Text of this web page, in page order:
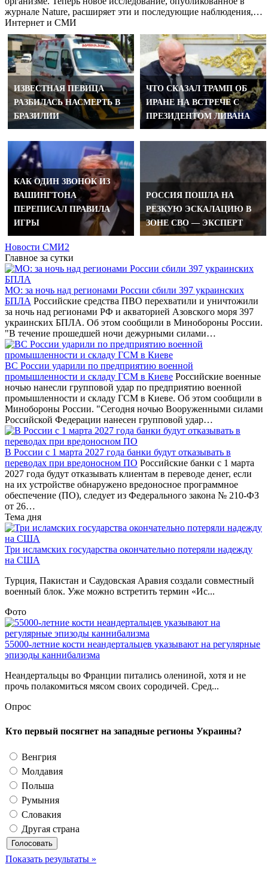
журнале Nature, расширяет эти и последующие наблюдения,…
Интернет и СМИ
ИЗВЕСТНАЯ ПЕВИЦА
РАЗБИЛАСЬ НАСМЕРТЬ В
БРАЗИЛИИ
ЧТО СКАЗАЛ ТРАМП ОБ
ИРАНЕ НА ВСТРЕЧЕ С
ПРЕЗИДЕНТОМ ЛИВАНА
КАК ОДИН ЗВОНОК ИЗ
ВАШИНГТОНА
ПЕРЕПИСАЛ ПРАВИЛА
ИГРЫ
РОССИЯ ПОШЛА НА
РЕЗКУЮ ЭСКАЛАЦИЮ В
ЗОНЕ СВО — ЭКСПЕРТ
Новости СМИ2
Главное за сутки
МО: за ночь над регионами России сбили 397 украинских
БПЛА Российские средства ПВО перехватили и уничтожили
за ночь над регионами РФ и акваторией Азовского моря 397
украинских БПЛА. Об этом сообщили в Минобороны России.
"В течение прошедшей ночи дежурными силами…
ВС России ударили по предприятию военной
промышленности и складу ГСМ в Киеве Российские военные
ночью нанесли групповой удар по предприятию военной
промышленности и складу ГСМ в Киеве. Об этом сообщили в
Минобороны России. "Сегодня ночью Вооруженными силами
Российской Федерации нанесен групповой удар…
В России с 1 марта 2027 года банки будут отказывать в
переводах при вредоносном ПО Российские банки с 1 марта
2027 года будут отказывать клиентам в переводе денег, если
на их устройстве обнаружено вредоносное программное
обеспечение (ПО), следует из Федерального закона № 210-ФЗ
от 26…
Тема дня
Три исламских государства окончательно потеряли надежду
на США
Турция, Пакистан и Саудовская Аравия создали совместный
военный блок. Уже можно встретить термин «Ис...
Фото
55000-летние кости неандертальцев указывают на регулярные
эпизоды каннибализма
Неандертальцы во Франции питались олениной, хотя и не
прочь полакомиться мясом своих сородичей. Сред...
Опрос
Кто первый посягнет на западные регионы Украины?
Венгрия
Молдавия
Польша
Румыния
Словакия
Другая страна
Показать результаты »